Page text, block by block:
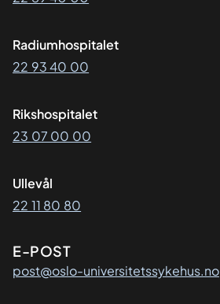
Radiumhospitalet
22 93 40 00
Rikshospitalet
23 07 00 00
Ullevål
22 11 80 80
E-POST
post@oslo-universitetssykehus.no